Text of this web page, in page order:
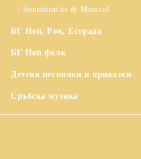
Soundtracks & Musical
БГ Поп, Рок, Естрада
БГ Поп фолк
Детски песнички и приказки
Сръбска музика